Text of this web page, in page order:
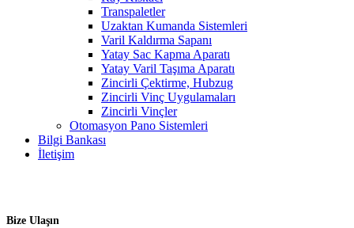
Transpaletler
Uzaktan Kumanda Sistemleri
Varil Kaldırma Sapanı
Yatay Sac Kapma Aparatı
Yatay Varil Taşıma Aparatı
Zincirli Çektirme, Hubzug
Zincirli Vinç Uygulamaları
Zincirli Vinçler
Otomasyon Pano Sistemleri
Bilgi Bankası
İletişim
Bize Ulaşın